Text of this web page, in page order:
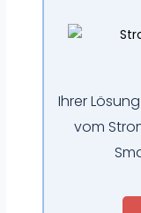
Ihrer
vom